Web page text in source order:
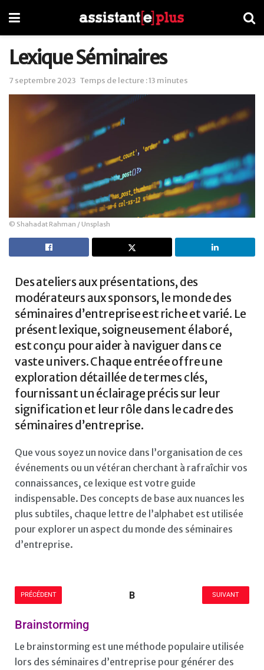
Lexique Séminaires
7 septembre 2023 Temps de lecture : 13 minutes
© Shahadat Rahman / Unsplash
Des ateliers aux présentations, des
modérateurs aux sponsors, le monde des
séminaires d’entreprise est riche et varié. Le
présent lexique, soigneusement élaboré,
est conçu pour aider à naviguer dans ce
vaste univers. Chaque entrée offre une
exploration détaillée de termes clés,
fournissant un éclairage précis sur leur
signification et leur rôle dans le cadre des
séminaires d’entreprise.
Que vous soyez un novice dans l’organisation de ces
événements ou un vétéran cherchant à rafraîchir vos
connaissances, ce lexique est votre guide
indispensable. Des concepts de base aux nuances les
plus subtiles, chaque lettre de l’alphabet est utilisée
pour explorer un aspect du monde des séminaires
d’entreprise.
B
PRÉCÉDENT SUIVANT
Brainstorming
Le brainstorming est une méthode populaire utilisée
lors des séminaires d’entreprise pour générer des